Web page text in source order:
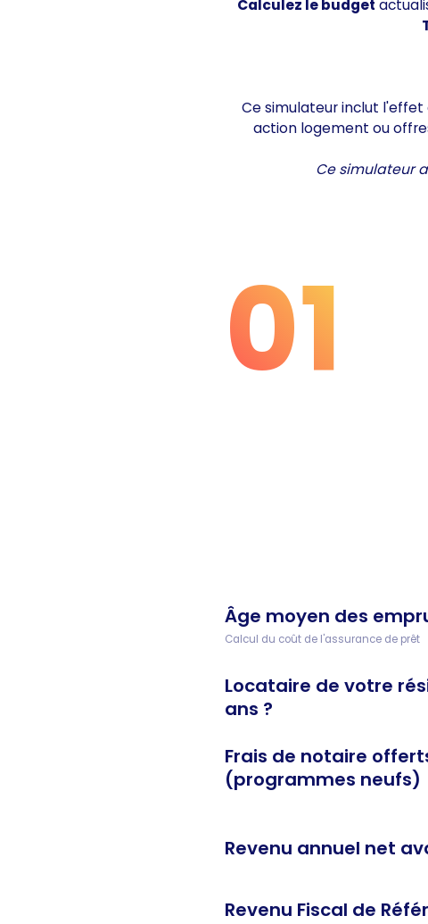
Calculez le budget
Ce simulateur inclut l'effet
action logement ou
Ce simulateur
01
Âge moyen des
Calcul du coût de l'assurance de prêt
Locataire de votre
ans ?
Frais de notaire
(programmes neufs)
Revenu annuel net
Revenu Fiscal de